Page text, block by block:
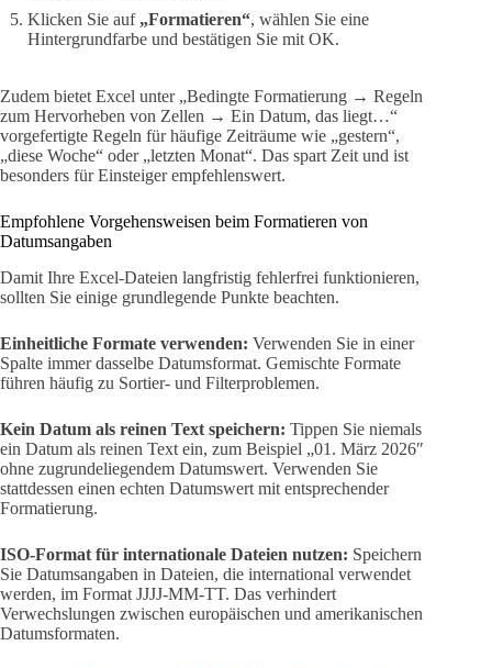
Klicken Sie auf „Formatieren“, wählen Sie eine
Hintergrundfarbe und bestätigen Sie mit OK.
Zudem bietet Excel unter „Bedingte Formatierung → Regeln
zum Hervorheben von Zellen → Ein Datum, das liegt…“
vorgefertigte Regeln für häufige Zeiträume wie „gestern“,
„diese Woche“ oder „letzten Monat“. Das spart Zeit und ist
besonders für Einsteiger empfehlenswert.
Empfohlene Vorgehensweisen beim Formatieren von
Datumsangaben
Damit Ihre Excel-Dateien langfristig fehlerfrei funktionieren,
sollten Sie einige grundlegende Punkte beachten.
Einheitliche Formate verwenden: Verwenden Sie in einer
Spalte immer dasselbe Datumsformat. Gemischte Formate
führen häufig zu Sortier- und Filterproblemen.
Kein Datum als reinen Text speichern: Tippen Sie niemals
ein Datum als reinen Text ein, zum Beispiel „01. März 2026″
ohne zugrundeliegendem Datumswert. Verwenden Sie
stattdessen einen echten Datumswert mit entsprechender
Formatierung.
ISO-Format für internationale Dateien nutzen: Speichern
Sie Datumsangaben in Dateien, die international verwendet
werden, im Format JJJJ-MM-TT. Das verhindert
Verwechslungen zwischen europäischen und amerikanischen
Datumsformaten.